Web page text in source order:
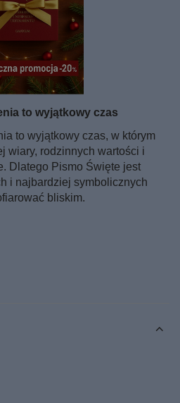
to wyjątkowy czas
to wyjątkowy czas, w którym
wiary, rodzinnych wartości i
Dlatego Pismo Święte jest
i najbardziej symbolicznych
bliskim.